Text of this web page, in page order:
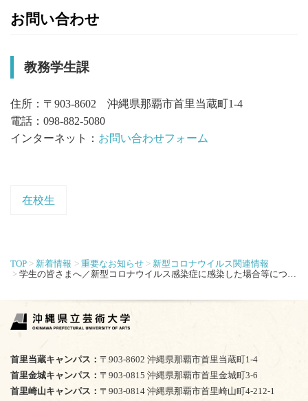
お問い合わせ
教務学生課
住所：〒903-8602 沖縄県那覇市首里当蔵町1-4
電話：098-882-5080
インターネット： お問い合わせフォーム
在校生
TOP 新着情報 重要なお知らせ
新型コロナウイルス関連情報
学生の皆さまへ／新型コロナウイルス感染症に感染した場合等について
首里当蔵キャンパス
〒903-8602 沖縄県那覇市首里当蔵町1-4
首里金城キャンパス
〒903-0815 沖縄県那覇市首里金城町3-6
首里崎山キャンパス
〒903-0814 沖縄県那覇市首里崎山町4-212-1